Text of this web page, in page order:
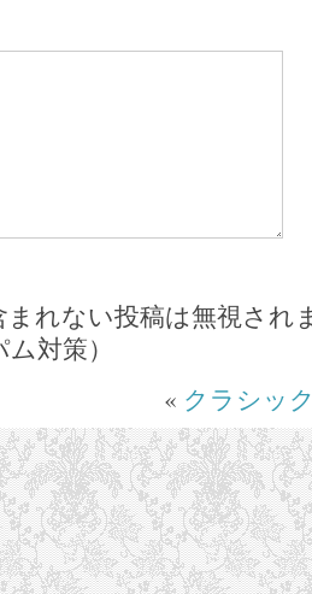
まれない投稿は無視され
対策）
« クラシッ